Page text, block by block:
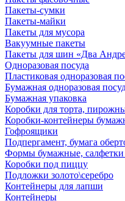
Пакеты-сумки
Пакеты-майки
Пакеты для мусора
Вакуумные пакеты
Пакеты для шин «Два
Одноразовая посуда
Пластиковая одноразовая
Бумажная одноразовая
Бумажная упаковка
Коробки для торта,
Коробки-контейнеры
Гофроящики
Подпергамент, бумага
Формы бумажные,
Коробки под пиццу
Подложки золото\серебро
Контейнеры для лапши
Контейнеры